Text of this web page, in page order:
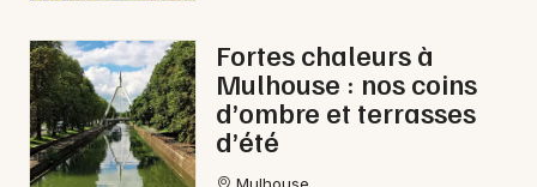
Fortes chaleurs à
Mulhouse : nos coins
d’ombre et terrasses
d’été